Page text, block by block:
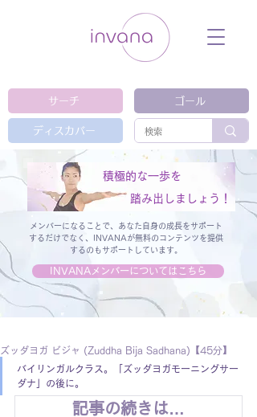
ガ 瞑想 栄養 医学 レッスン レクチャ
ー ​ストレス 免疫力 睡眠 メンタルヘル
サーチ
ディスカバー
ゴール
積極的な一歩を
踏み出しましょう！
メンバーになることで、あなた自身の成長をサポート
するだけでなく、
INVANAが無料のコンテンツを提供
するのもサポートしています。
INVANAメンバーについてはこちら
ズッダヨガ ビジャ (Zuddha Bija Sadhana)【45分】
バイリンガルクラス。「ズッダヨガモーニングサー
ダナ」の後に。
記事の続きは…